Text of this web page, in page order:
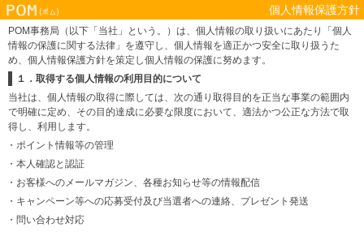
個人情報保護方針
POM事務局（以下「当社」という。）は、個人情報の取り扱いにあたり「個人
情報の保護に関する法律」を遵守し、個人情報を適正かつ安全に取り扱うた
め、個人情報保護方針を策定し個人情報の保護に努めます。
１．取得する個人情報の利用目的について
当社は、個人情報の取得に際しては、次の通り取得目的を正当な事業の範囲内
で明確に定め、その目的達成に必要な限度において、適法かつ公正な方法で取
得し、利用します。
・ポイント情報等の管理
・本人確認と認証
・お客様へのメールマガジン、各種お知らせ等の情報配信
・キャンペーン等への応募受付及び当選者への連絡、プレゼント発送
・問い合わせ対応